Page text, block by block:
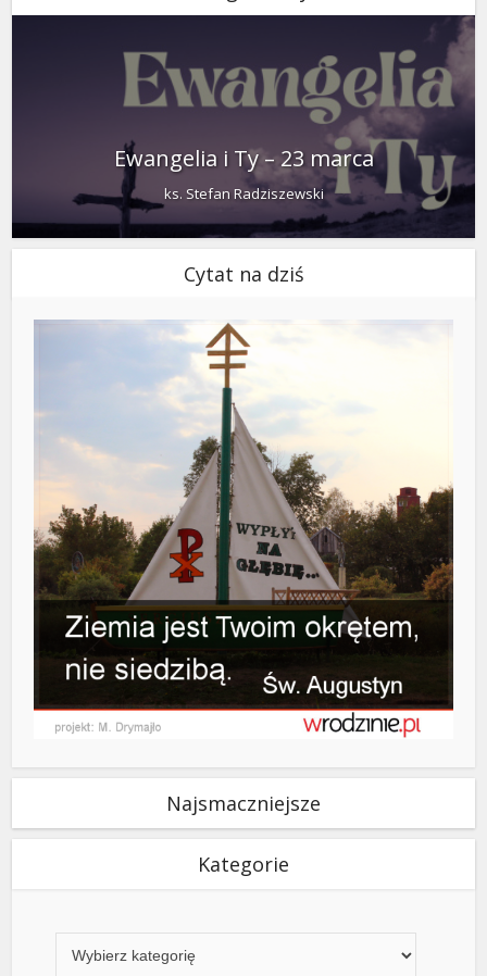
Ewangelia i Ty – 23 marca
ks. Stefan Radziszewski
Cytat na dziś
Najsmaczniejsze
Kategorie